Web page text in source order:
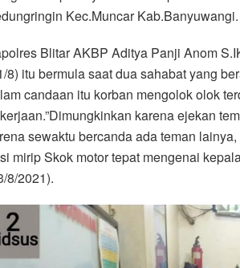
Kec.Muncar Kab.Banyuwangi.
Blitar AKBP Aditya Panji Anom
8) itu bermula saat dua sahabat yang
candaan itu korban mengolok olok
karena ejekan
sewaktu bercanda ada teman
mirip Skok motor tepat mengenai
8/2021).